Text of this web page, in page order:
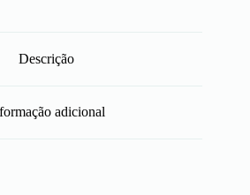
Descrição
adicional